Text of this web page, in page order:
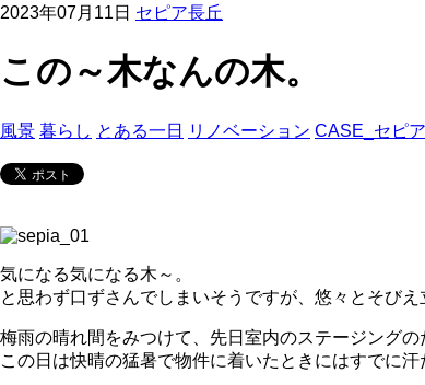
2023年07月11日 セピア長丘
この～木なんの木。
風景 暮らし とある一日 リノベーション CASE_セピ
気になる気になる木～。
と思わず口ずさんでしまいそうですが、悠々とそびえ
梅雨の晴れ間をみつけて、先日室内のステージングの
この日は快晴の猛暑で物件に着いたときにはすでに